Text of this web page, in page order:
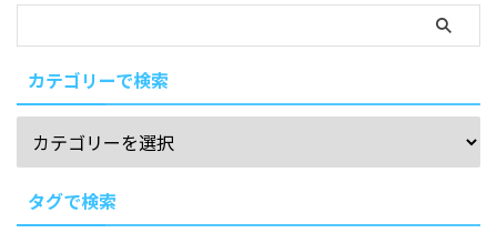
カテゴリーで検索
タグで検索